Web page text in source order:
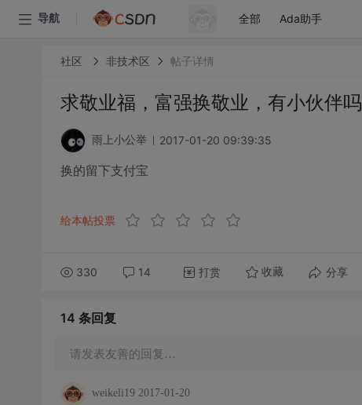
导航 全部 Ada助手
社区 非技术区 帖子详情
求敬业福，富强换敬业，有小伙伴吗
雨上小公举 2017-01-20 09:39:35
换的留下支付宝
给本帖投票
330 14 打赏 收藏 分享
14 条回复
请发表友善的回复…
weikeli19 2017-01-20